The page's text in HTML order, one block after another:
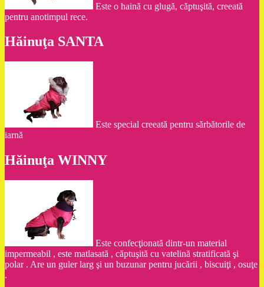
Este o haină cu glugă, căptuşită, creeată
pentru anotimpul rece.
Hăinuţa SANTA
Este special creeată pentru sărbătorile de
iarnă
Hăinuţa WINNY
Este confecţionată dintr-un material
impermeabil , este matlasată , căptuşită cu vatelină stratificată şi
polar . Are un guler larg şi un buzunar pentru jucării , biscuiţi , osuţe
.